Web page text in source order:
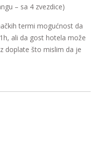
– sa 4 zvezdice)
termi mogućnost da
ali da gost hotela može
doplate što mislim da je